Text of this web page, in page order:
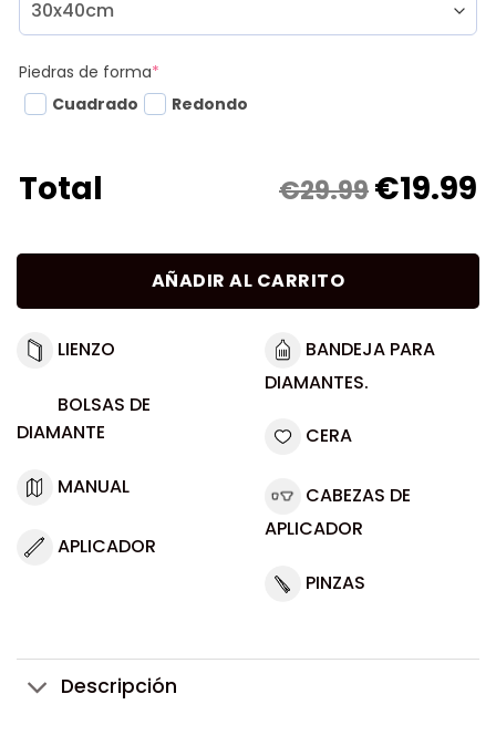
Piedras de forma*
Cuadrado
Redondo
Total €29.99€19.99
AÑADIR AL CARRITO
LIENZO
BOLSAS DE
DIAMANTE
MANUAL
APLICADOR
BANDEJA PARA
DIAMANTES.
CERA
CABEZAS DE
APLICADOR
PINZAS
Descripción